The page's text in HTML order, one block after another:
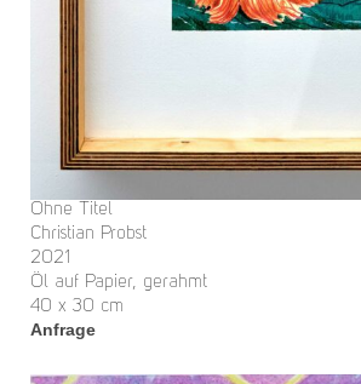
Ohne Titel
Christian Probst
2021
Öl auf Papier, gerahmt
40 x 30 cm
Anfrage